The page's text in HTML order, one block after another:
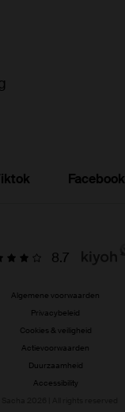
Facebook
8.7
Algemene voorwaarden
Privacybeleid
Cookies & veiligheid
Actievoorwaarden
Duurzaamheid
Accessibility